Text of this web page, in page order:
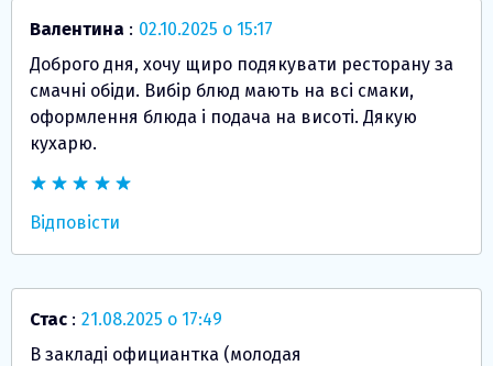
Валентина : 02.10.2025 о 15:17
Доброго дня, хочу щиро подякувати ресторану за
смачні обіди. Вибір блюд мають на всі смаки,
оформлення блюда і подача на висоті. Дякую
кухарю.
Відповісти
Стас : 21.08.2025 о 17:49
В закладі официантка (молодая